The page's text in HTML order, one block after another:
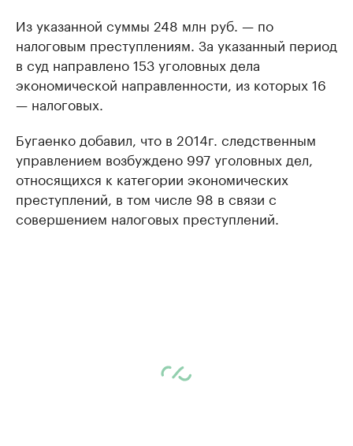
Из указанной суммы 248 млн руб. — по
налоговым преступлениям. За указанный период
в суд направлено 153 уголовных дела
экономической направленности, из которых 16
— налоговых.
Бугаенко добавил, что в 2014г. следственным
управлением возбуждено 997 уголовных дел,
относящихся к категории экономических
преступлений, в том числе 98 в связи с
совершением налоговых преступлений.